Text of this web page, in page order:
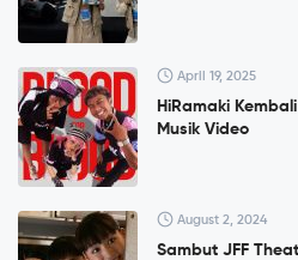
April 19, 2025
HiRamaki
Musik Video
August 2, 2024
Sambut JFF